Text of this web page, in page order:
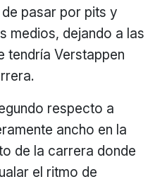
pasar por pits y
medios, dejando a las
tendría Verstappen
respecto a
ancho en la
de la carrera donde
el ritmo de